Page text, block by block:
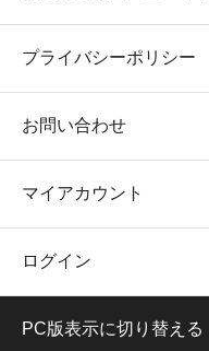
プライバシーポリシー
お問い合わせ
マイアカウント
ログイン
PC版表示に切り替える